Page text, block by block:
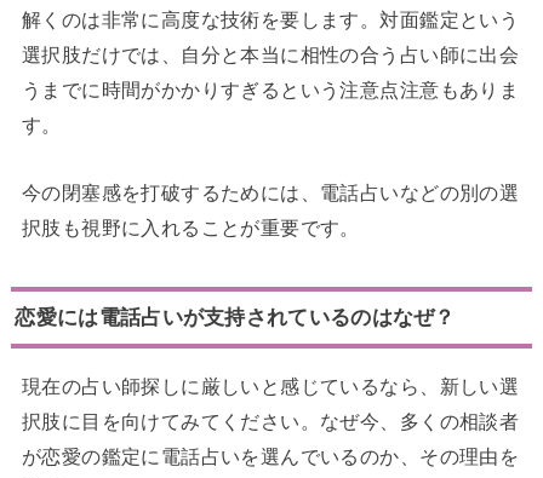
解くのは非常に高度な技術を要します。対面鑑定という
選択肢だけでは、自分と本当に相性の合う占い師に出会
うまでに時間がかかりすぎるという注意点注意もありま
す。
今の閉塞感を打破するためには、電話占いなどの別の選
択肢も視野に入れることが重要です。
恋愛には電話占いが支持されているのはなぜ？
現在の占い師探しに厳しいと感じているなら、新しい選
択肢に目を向けてみてください。なぜ今、多くの相談者
が恋愛の鑑定に電話占いを選んでいるのか、その理由を